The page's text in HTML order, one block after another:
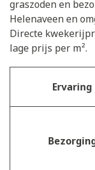
graszoden en
Helenaveen en
Directe
lage prijs per m².
Ervaring